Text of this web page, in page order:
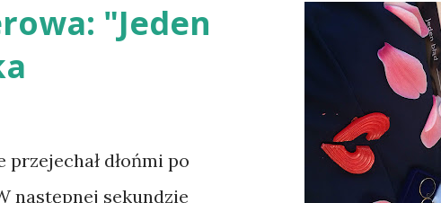
"Jeden
przejechał dłońmi po
następnej sekundzie